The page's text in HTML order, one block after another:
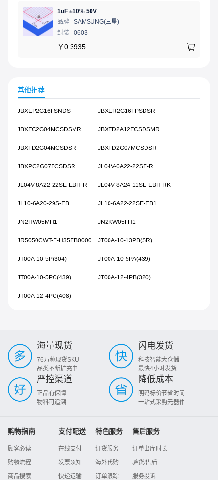
1uF ±10% 50V
品牌
SAMSUNG(三星)
封装
0603
￥0.3935
其他推荐
JBXEP2G16FSNDS JBXER2G16FPSDSR
JBXFC2G04MCSDSMR JBXFD2A12FCSDSMR
JBXFD2G04MCSDSR JBXFD2G07MCSDSR
JBXPC2G07FCSDSR JL04V-6A22-22SE-R
JL04V-8A22-22SE-EBH-R JL04V-8A24-11SE-EBH-RK
JL10-6A20-29S-EB JL10-6A22-22SE-EB1
JN2HW05MH1 JN2KW05FH1
JT00A-10-13PB(SR)
JT00A-10-5P(304) JT00A-10-5PA(439)
JT00A-10-5PC(439) JT00A-12-4PB(320)
JT00A-12-4PC(408)
海量现货
76万种现货SKU
品类不断扩充中
闪电发货
科技智能大仓储
最快4小时发货
严控渠道
正品有保障
物料可追溯
降低成本
明码标价节省时间
一站式采购元器件
购物指南
顾客必读
购物流程
商品搜索
支付配送
在线支付
发票须知
快递运输
特色服务
订货服务
海外代购
订单跟踪
售后服务
订单出库时长
验货/售后
服务投诉